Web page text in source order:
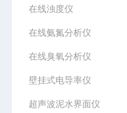
在线浊度仪
在线氨氮分析仪
在线臭氧分析仪
壁挂式电导率仪
超声波泥水界面仪